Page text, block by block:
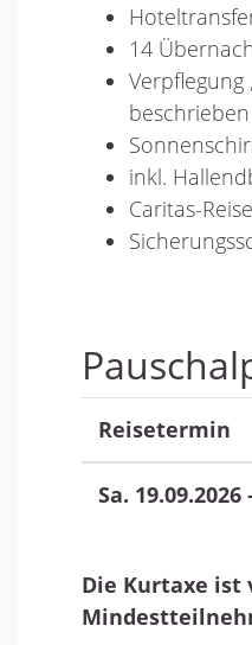
14
Verpflegung
beschrieben
inkl.
Caritas-
Reisetermin
Sa. 19.09.2026
Die Kurtaxe ist